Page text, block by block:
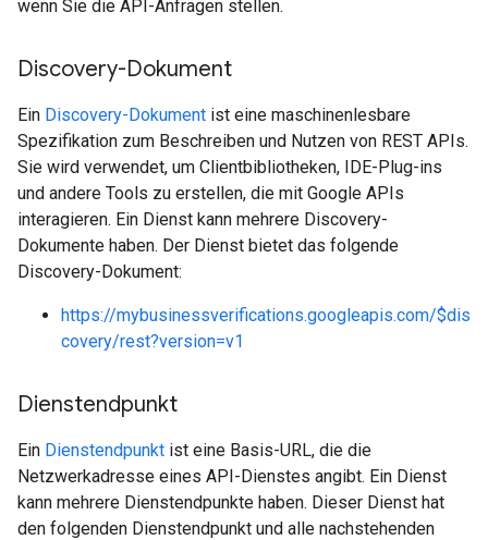
wenn Sie die API-Anfragen stellen.
Discovery-Dokument
Ein Discovery-Dokument ist eine maschinenlesbare
Spezifikation zum Beschreiben und Nutzen von REST APIs.
Sie wird verwendet, um Clientbibliotheken, IDE-Plug-ins
und andere Tools zu erstellen, die mit Google APIs
interagieren. Ein Dienst kann mehrere Discovery-
Dokumente haben. Der Dienst bietet das folgende
Discovery-Dokument:
https://mybusinessverifications.googleapis.com/$dis
covery/rest?version=v1
Dienstendpunkt
Ein Dienstendpunkt ist eine Basis-URL, die die
Netzwerkadresse eines API-Dienstes angibt. Ein Dienst
kann mehrere Dienstendpunkte haben. Dieser Dienst hat
den folgenden Dienstendpunkt und alle nachstehenden